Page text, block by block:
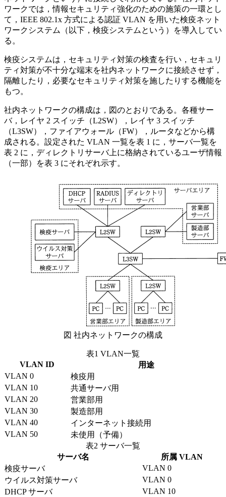
ワークでは，情報セキュリティ強化のための施策の一環とし
て，IEEE 802.1x 方式による認証 VLAN を用いた検疫ネット
ワークシステム（以下，検疫システムという）を導入してい
る。
検疫システムは，セキュリティ対策の検査を行い，セキュリ
ティ対策が不十分な端末を社内ネットワークに接続させず，
隔離したり，必要なセキュリティ対策を施したりする機能を
もつ。
社内ネットワークの構成は，図のとおりである。各種サー
バ，レイヤ 2 スイッチ（L2SW），レイヤ 3 スイッチ
（L3SW），ファイアウォール（FW），ルータなどから構
成される。設定された VLAN 一覧を表 1 に，サーバ一覧を
表 2 に，ディレクトリサーバ上に格納されているユーザ情報
（一部）を表 3 にそれぞれ示す。
図 社内ネットワークの構成
表1 VLAN一覧
VLAN ID
用途
VLAN 0
検疫用
VLAN 10
共通サーバ用
VLAN 20
営業部用
VLAN 30
製造部用
VLAN 40
インターネット接続用
VLAN 50
未使用（予備）
表2 サーバ一覧
サーバ名
所属 VLAN
検疫サーバ
VLAN 0
ウイルス対策サーバ
VLAN 0
DHCP サーバ
VLAN 10